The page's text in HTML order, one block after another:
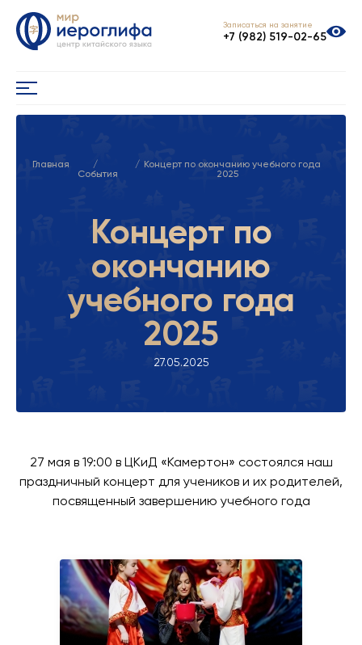
Записаться на занятие
+7 (982) 519-02-65
Главная
События
Концерт по окончанию учебного года
2025
Концерт по
окончанию
учебного года
2025
27.05.2025
27 мая в 19:00 в ЦКиД «Камертон» состоялся наш
праздничный концерт для учеников и их родителей,
посвященный завершению учебного года